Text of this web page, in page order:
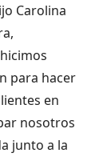
Carolina
para hacer
en
nosotros
junto a la